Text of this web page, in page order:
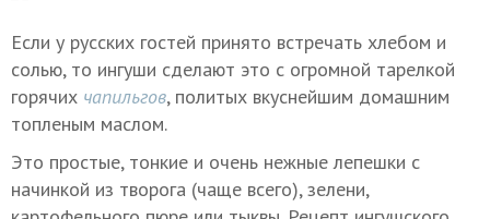
Если у русских гостей принято встречать хлебом и
солью, то ингуши сделают это с огромной тарелкой
горячих чапильгов, политых вкуснейшим домашним
топленым маслом.
Это простые, тонкие и очень нежные лепешки с
начинкой из творога (чаще всего), зелени,